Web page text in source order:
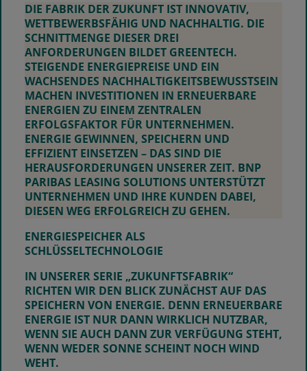
DIE FABRIK DER ZUKUNFT IST INNOVATIV,
WETTBEWERBSFÄHIG UND NACHHALTIG. DIE
SCHNITTMENGE DIESER DREI
ANFORDERUNGEN BILDET GREENTECH.
STEIGENDE ENERGIEPREISE UND EIN
WACHSENDES NACHHALTIGKEITSBEWUSSTSEIN
MACHEN INVESTITIONEN IN ERNEUERBARE
ENERGIEN ZU EINEM ZENTRALEN
ERFOLGSFAKTOR FÜR UNTERNEHMEN.
ENERGIE GEWINNEN, SPEICHERN UND
EFFIZIENT EINSETZEN – DAS SIND DIE
HERAUSFORDERUNGEN UNSERER ZEIT. BNP
PARIBAS LEASING SOLUTIONS UNTERSTÜTZT
UNTERNEHMEN UND IHRE KUNDEN DABEI,
DIESEN WEG ERFOLGREICH ZU GEHEN.
ENERGIESPEICHER ALS
SCHLÜSSELTECHNOLOGIE
IN UNSERER SERIE „ZUKUNFTSFABRIK“
RICHTEN WIR DEN BLICK ZUNÄCHST AUF DAS
SPEICHERN VON ENERGIE. DENN ERNEUERBARE
ENERGIE IST NUR DANN WIRKLICH NUTZBAR,
WENN SIE AUCH DANN ZUR VERFÜGUNG STEHT,
WENN WEDER SONNE SCHEINT NOCH WIND
WEHT.